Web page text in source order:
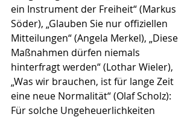
ein Instrument der Freiheit“ (Markus
Söder), „Glauben Sie nur offiziellen
Mitteilungen“ (Angela Merkel), „Diese
Maßnahmen dürfen niemals
hinterfragt werden“ (Lothar Wieler),
„Was wir brauchen, ist für lange Zeit
eine neue Normalität“ (Olaf Scholz):
Für solche Ungeheuerlichkeiten